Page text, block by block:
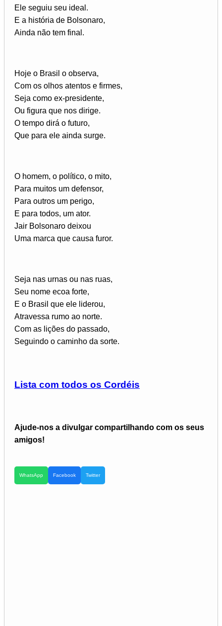
Ele seguiu seu ideal.
E a história de Bolsonaro,
Ainda não tem final.
Hoje o Brasil o observa,
Com os olhos atentos e firmes,
Seja como ex-presidente,
Ou figura que nos dirige.
O tempo dirá o futuro,
Que para ele ainda surge.
O homem, o político, o mito,
Para muitos um defensor,
Para outros um perigo,
E para todos, um ator.
Jair Bolsonaro deixou
Uma marca que causa furor.
Seja nas urnas ou nas ruas,
Seu nome ecoa forte,
E o Brasil que ele liderou,
Atravessa rumo ao norte.
Com as lições do passado,
Seguindo o caminho da sorte.
Lista com todos os Cordéis
Ajude-nos a divulgar compartilhando com os seus
amigos!
WhatsApp Facebook Twitter